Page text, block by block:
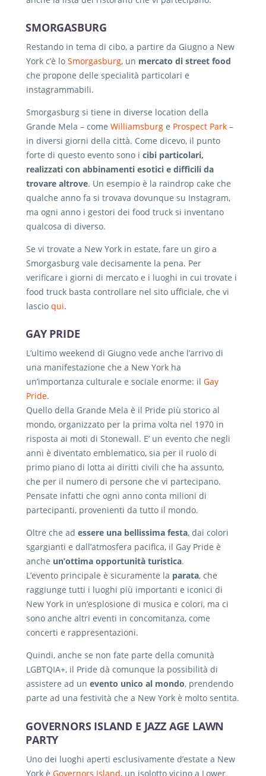
SMORGASBURG
Restando in tema di cibo, a partire da Giugno a New
York c’è lo Smorgasburg, un mercato di street food
che propone delle specialità particolari e
instagrammabili.
Smorgasburg si tiene in diverse location della
Grande Mela – come Williamsburg e Prospect Park –
in diversi giorni della città. Come dicevo, il punto
forte di questo evento sono i cibi particolari,
realizzati con abbinamenti esotici e difficili da
trovare altrove. Un esempio è la raindrop cake che
qualche anno fa si trovava dovunque su Instagram,
ma ogni anno i gestori dei food truck si inventano
qualcosa di diverso.
Se vi trovate a New York in estate, fare un giro a
Smorgasburg vale decisamente la pena. Per
verificare i giorni di mercato e i luoghi in cui trovate i
food truck basta controllare nel sito ufficiale, che vi
lascio qui.
GAY PRIDE
L’ultimo weekend di Giugno vede anche l’arrivo di
una manifestazione che a New York ha
un’importanza culturale e sociale enorme: il Gay
Pride.
Quello della Grande Mela è il Pride più storico al
mondo, organizzato per la prima volta nel 1970 in
risposta ai moti di Stonewall. E’ un evento che negli
anni è diventato emblematico, sia per il ruolo di
primo piano di lotta ai diritti civili che ha assunto,
che per il numero di persone che vi partecipano.
Pensate infatti che ogni anno conta milioni di
partecipanti, provenienti da tutto il mondo.
Oltre che ad essere una bellissima festa, dai colori
sgargianti e dall’atmosfera pacifica, il Gay Pride è
anche un’ottima opportunità turistica.
L’evento principale è sicuramente la parata, che
raggiunge tutti i luoghi più importanti e iconici di
New York in un’esplosione di musica e colori, ma ci
sono anche altri eventi in concomitanza, come
concerti e rappresentazioni.
Quindi, anche se non fate parte della comunità
LGBTQIA+, il Pride dà comunque la possibilità di
assistere ad un evento unico al mondo, prendendo
parte ad una festività che a New York è molto sentita.
GOVERNORS ISLAND E JAZZ AGE LAWN
PARTY
Uno dei luoghi aperti esclusivamente d’estate a New
York è Governors Island, un isolotto vicino a Lower